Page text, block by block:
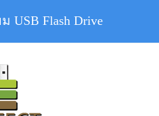
USB Flash Drive